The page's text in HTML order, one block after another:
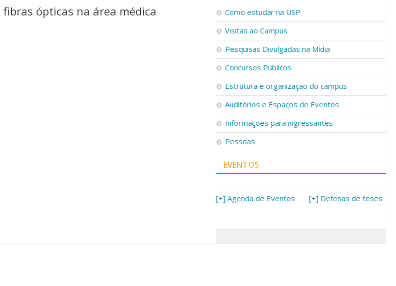
ópticas na área médica
Como estudar na USP
Visitas ao Campus
Pesquisas Divulgadas na Mídia
Concursos Públicos
Estrutura e organização do campus
Auditórios e Espaços de Eventos
Informações para ingressantes
Pessoas
EVENTOS
[+] Agenda de Eventos [+] Defesas de teses